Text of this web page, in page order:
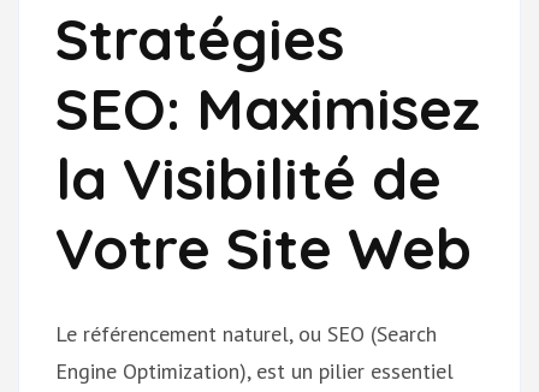
Stratégies
SEO: Maximisez
la Visibilité de
Votre Site Web
Le référencement naturel, ou SEO (Search
Engine Optimization), est un pilier essentiel